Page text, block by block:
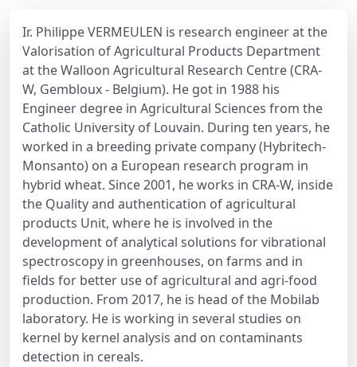
Ir. Philippe VERMEULEN is research engineer at the
Valorisation of Agricultural Products Department
at the Walloon Agricultural Research Centre (CRA-
W, Gembloux - Belgium). He got in 1988 his
Engineer degree in Agricultural Sciences from the
Catholic University of Louvain. During ten years, he
worked in a breeding private company (Hybritech-
Monsanto) on a European research program in
hybrid wheat. Since 2001, he works in CRA-W, inside
the Quality and authentication of agricultural
products Unit, where he is involved in the
development of analytical solutions for vibrational
spectroscopy in greenhouses, on farms and in
fields for better use of agricultural and agri-food
production. From 2017, he is head of the Mobilab
laboratory. He is working in several studies on
kernel by kernel analysis and on contaminants
detection in cereals.